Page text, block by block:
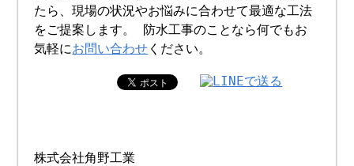
たら、現場の状況やお悩みに合わせて最適な工法
をご提案します。 防水工事のことなら何でもお
気軽にお問い合わせ ください。
株式会社角野工業